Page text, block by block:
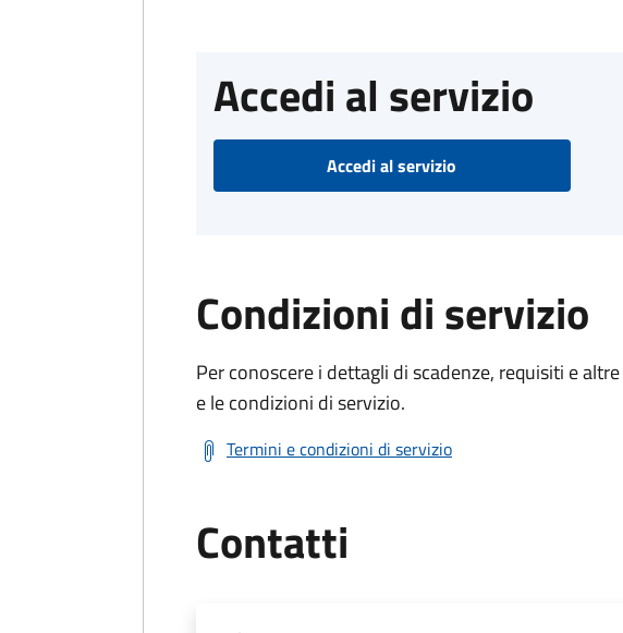
Accedi al servizio
Accedi al servizio
Condizioni di servizio
Per conoscere i dettagli di scadenze, requisiti e
e le condizioni di servizio.
Termini e condizioni di servizio
Contatti